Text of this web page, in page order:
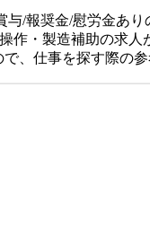
/報奨金/慰労金あ
作・製造補助の求人
、仕事を探す際の参